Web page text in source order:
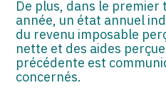
De plus, dans le
année, un état annuel
du revenu imposable
nette et des aides
précédente est
concernés.